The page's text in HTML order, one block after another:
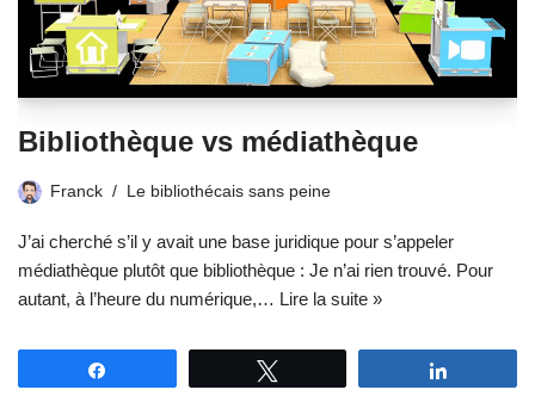
Bibliothèque vs médiathèque
Franck Le bibliothécais sans peine
J’ai cherché s’il y avait une base juridique pour s’appeler
médiathèque plutôt que bibliothèque : Je n’ai rien trouvé. Pour
autant, à l’heure du numérique,… Lire la suite »